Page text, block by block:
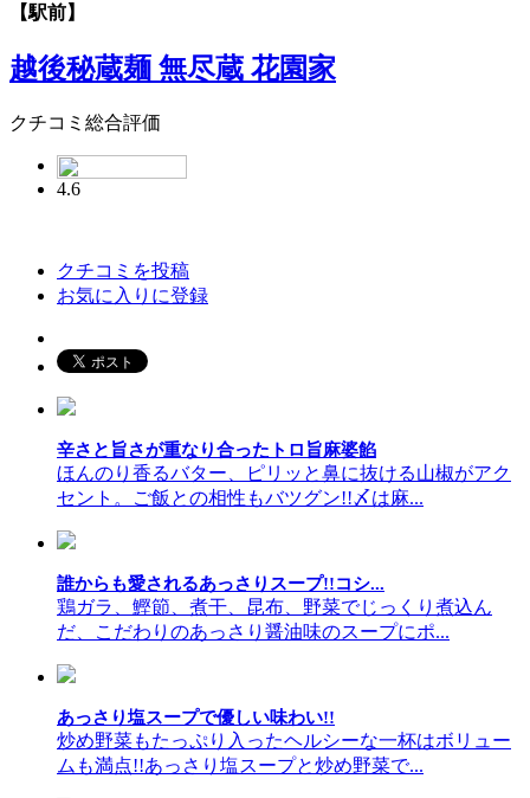
【駅前】
越後秘蔵麺 無尽蔵 花園家
クチコミ総合評価
4.6
クチコミを投稿
お気に入りに登録
辛さと旨さが重なり合ったトロ旨麻婆餡
ほんのり香るバター、ピリッと鼻に抜ける山椒がアク
セント。ご飯との相性もバツグン!!〆は麻...
誰からも愛されるあっさりスープ!!コシ...
鶏ガラ、鰹節、煮干、昆布、野菜でじっくり煮込ん
だ、こだわりのあっさり醤油味のスープにポ...
あっさり塩スープで優しい味わい!!
炒め野菜もたっぷり入ったヘルシーな一杯はボリュー
ムも満点!!あっさり塩スープと炒め野菜で...